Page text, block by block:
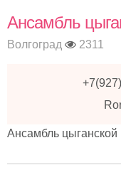
Ансамбль
Волгоград 2311
Ансамбль цыганской